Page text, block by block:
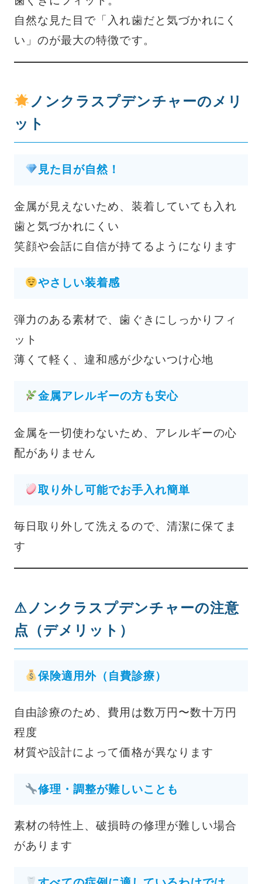
自然な見た目で「入れ歯だと気づかれにく
い」のが最大の特徴です。
ノンクラスプデンチャーのメリ
ット
見た目が自然！
金属が見えないため、装着していても入れ
歯と気づかれにくい
笑顔や会話に自信が持てるようになります
やさしい装着感
弾力のある素材で、歯ぐきにしっかりフィ
ット
薄くて軽く、違和感が少ないつけ心地
金属アレルギーの方も安心
金属を一切使わないため、アレルギーの心
配がありません
取り外し可能でお手入れ簡単
毎日取り外して洗えるので、清潔に保てま
す
⚠ノンクラスプデンチャーの注意
点（デメリット）
保険適用外（自費診療）
自由診療のため、費用は数万円〜数十万円
程度
材質や設計によって価格が異なります
修理・調整が難しいことも
素材の特性上、破損時の修理が難しい場合
があります